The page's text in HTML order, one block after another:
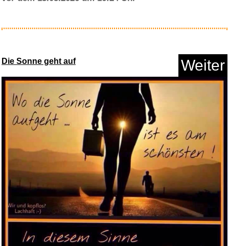
Anzeige
�-zcan Cosar - Jackpot...
Die Sonne geht auf Weiter